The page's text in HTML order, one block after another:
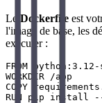
Le Dockerfile est
l'image de base, les
exécuter :
FROM
WORKDIR /app
COPY
RUN pip install